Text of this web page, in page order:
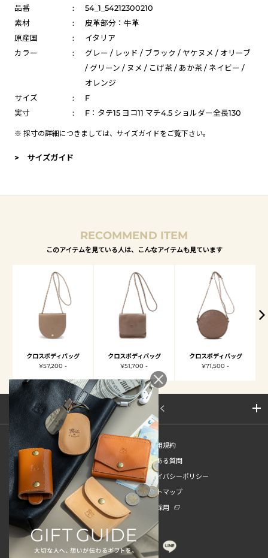
品番 :
54_1_54212300210
素材
:
皮革部分：牛革
原産国
:
イタリア
カラー
:
グレー / レッド / ブラック / ヤケヌメ / オリーブ
/ グリーン / ヌメ / こげ茶 / あか茶 / ネイビー /
オレンジ
サイズ
:
F
実寸
: F：タテ15 ヨコ11 マチ4.5 ショルダー全長130
※ 採寸の詳細につきましては、 サイズガイドをご覧下さい。
> サイズガイド
RECOMMEND ITEM
このアイテムを見ている人は、こんなアイテムも見ています
クロスボディバッグ
¥57,200 -
クロスボディバッグ
¥51,700 -
クロスボディバッグ
¥71,500 -
サイトマップを開く
新規会員登録
ご利用規約
ご利用ガイド
よくある質問
特定商取引法
プライバシーポリシー
お問い合わせ
サイトマップ
販売スタッフ中途採用
新卒採用